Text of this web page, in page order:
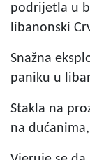
podrijetla u
libanonski
Snažna
paniku u
Stakla na
na